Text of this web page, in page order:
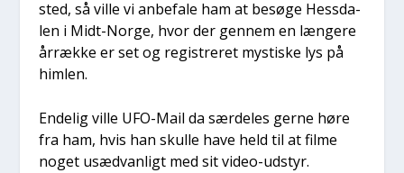
sted, så vil­le vi anbe­fa­le ham at besø­ge Hes­sda­
len i Midt-Nor­ge, hvor der gen­nem en læn­ge­re
årræk­ke er set og regi­stre­ret mysti­ske lys på
him­len.
Ende­lig vil­le UFO-Mail da sær­de­les ger­ne høre
fra ham, hvis han skul­le have held til at fil­me
noget usæd­van­ligt med sit video-udstyr.